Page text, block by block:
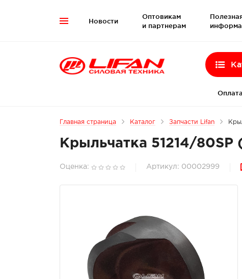
 Новости
Оптовикам
и партнерам
Главная страница Каталог Запчасти Lifan
Крыльчатка 51214/80SP
Оценка: Артикул: 00002999